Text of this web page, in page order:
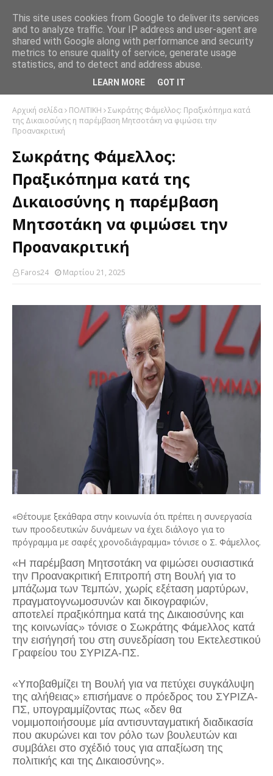
Αρχική σελίδα ΠΟΛΙΤΙΚΗ
Σωκράτης Φάμελλος: Πραξικόπημα κατά
της Δικαιοσύνης η παρέμβαση Μητσοτάκη να φιμώσει την
Προανακριτική
Σωκράτης Φάμελλος:
Πραξικόπημα κατά της
Δικαιοσύνης η παρέμβαση
Μητσοτάκη να φιμώσει την
Προανακριτική
Faros24 Μαρτίου 21, 2025
«Θέτουμε ξεκάθαρα στην κοινωνία ότι πρέπει η συνεργασία
των προοδευτικών δυνάμεων να έχει διάλογο για το
πρόγραμμα με σαφές χρονοδιάγραμμα» τόνισε ο Σ. Φάμελλος.
«Η παρέμβαση Μητσοτάκη να φιμώσει ουσιαστικά
την Προανακριτική Επιτροπή στη Βουλή για το
μπάζωμα των Τεμπών, χωρίς εξέταση μαρτύρων,
πραγματογνωμοσυνών και δικογραφιών,
αποτελεί πραξικόπημα κατά της Δικαιοσύνης και
της κοινωνίας» τόνισε ο Σωκράτης Φάμελλος κατά
την εισήγησή του στη συνεδρίαση του Εκτελεστικού
Γραφείου του ΣΥΡΙΖΑ-ΠΣ.
«Υποβαθμίζει τη Βουλή για να πετύχει συγκάλυψη
της αλήθειας» επισήμανε ο πρόεδρος του ΣΥΡΙΖΑ-
ΠΣ, υπογραμμίζοντας πως «δεν θα
νομιμοποιήσουμε μία αντισυνταγματική διαδικασία
που ακυρώνει και τον ρόλο των βουλευτών και
συμβάλει στο σχέδιό τους για απαξίωση της
πολιτικής και της Δικαιοσύνης».
This site uses cookies from Google to deliver its services
and to analyze traffic. Your IP address and user-agent are
shared with Google along with performance and security
metrics to ensure quality of service, generate usage
statistics, and to detect and address abuse.
LEARN MORE GOT IT